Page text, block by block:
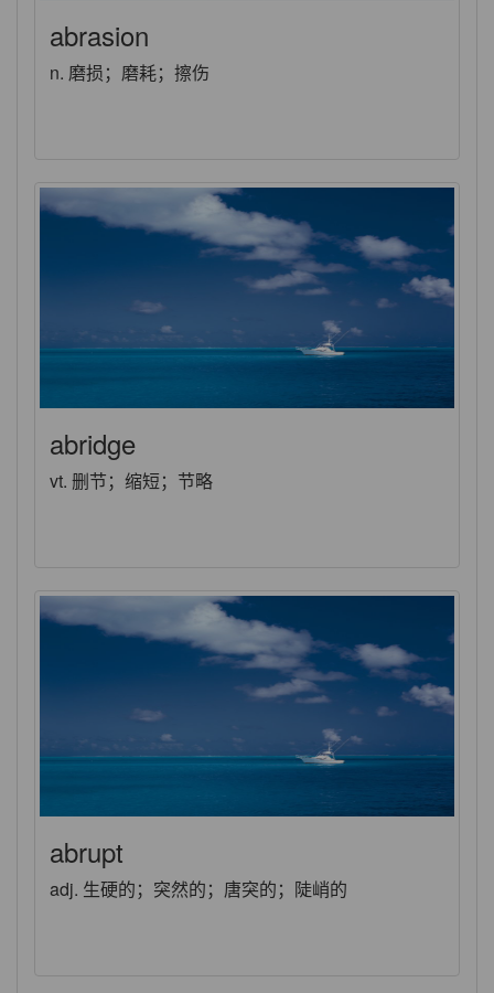
abrasion
n. 磨损；磨耗；擦伤
abridge
vt. 删节；缩短；节略
abrupt
adj. 生硬的；突然的；唐突的；陡峭的